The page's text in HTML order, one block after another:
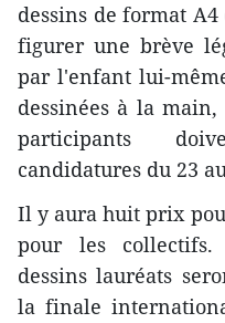
dessins de format A4
figurer une brève
par l'enfant lui-
dessinées à la
participants
candidatures du 23
Il y aura huit prix
pour les
dessins lauréats
la finale